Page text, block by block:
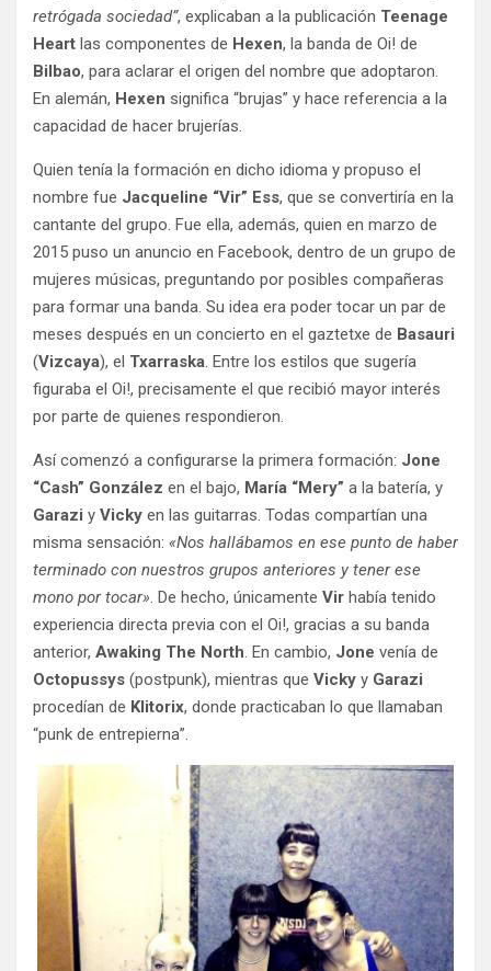
retrógada sociedad”, explicaban a la publicación Teenage
Heart las componentes de Hexen, la banda de Oi! de
Bilbao, para aclarar el origen del nombre que adoptaron.
En alemán, Hexen significa “brujas” y hace referencia a la
capacidad de hacer brujerías.
Quien tenía la formación en dicho idioma y propuso el
nombre fue Jacqueline “Vir” Ess, que se convertiría en la
cantante del grupo. Fue ella, además, quien en marzo de
2015 puso un anuncio en Facebook, dentro de un grupo de
mujeres músicas, preguntando por posibles compañeras
para formar una banda. Su idea era poder tocar un par de
meses después en un concierto en el gaztetxe de Basauri
(Vizcaya), el Txarraska. Entre los estilos que sugería
figuraba el Oi!, precisamente el que recibió mayor interés
por parte de quienes respondieron.
Así comenzó a configurarse la primera formación: Jone
“Cash” González en el bajo, María “Mery” a la batería, y
Garazi y Vicky en las guitarras. Todas compartían una
misma sensación: «Nos hallábamos en ese punto de haber
terminado con nuestros grupos anteriores y tener ese
mono por tocar». De hecho, únicamente Vir había tenido
experiencia directa previa con el Oi!, gracias a su banda
anterior, Awaking The North. En cambio, Jone venía de
Octopussys (postpunk), mientras que Vicky y Garazi
procedían de Klitorix, donde practicaban lo que llamaban
“punk de entrepierna”.